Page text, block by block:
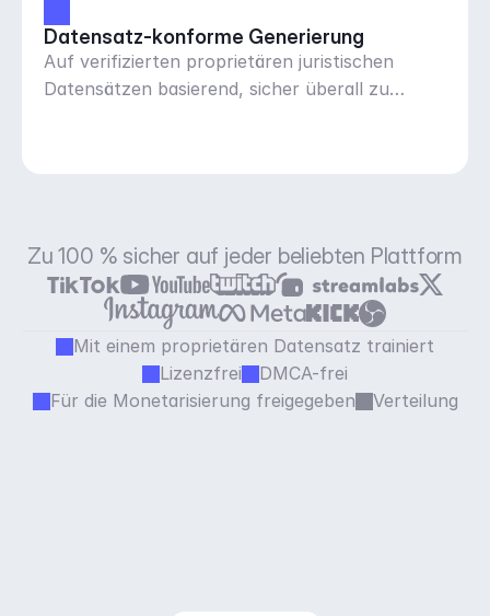
Datensatz-konforme Generierung
Auf verifizierten proprietären juristischen
Datensätzen basierend, sicher überall zu
Zu 100 % sicher auf jeder beliebten Plattform
Mit einem proprietären Datensatz trainiert
Lizenzfrei
DMCA-frei
Für die Monetarisierung freigegeben
Verteilung